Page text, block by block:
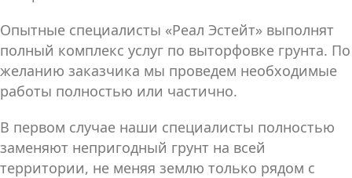
Опытные специалисты «Реал Эстейт» выполнят
полный комплекс услуг по выторфовке грунта. По
желанию заказчика мы проведем необходимые
работы полностью или частично.
В первом случае наши специалисты полностью
заменяют непригодный грунт на всей
территории, не меняя землю только рядом с